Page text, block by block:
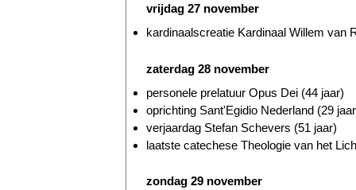
vrijdag 27 november
kardinaalscreatie Kardinaal Willem van
zaterdag 28 november
personele prelatuur Opus Dei (44 jaar)
oprichting Sant'Egidio Nederland (29
verjaardag Stefan Schevers (51 jaar)
laatste catechese Theologie van het
zondag 29 november